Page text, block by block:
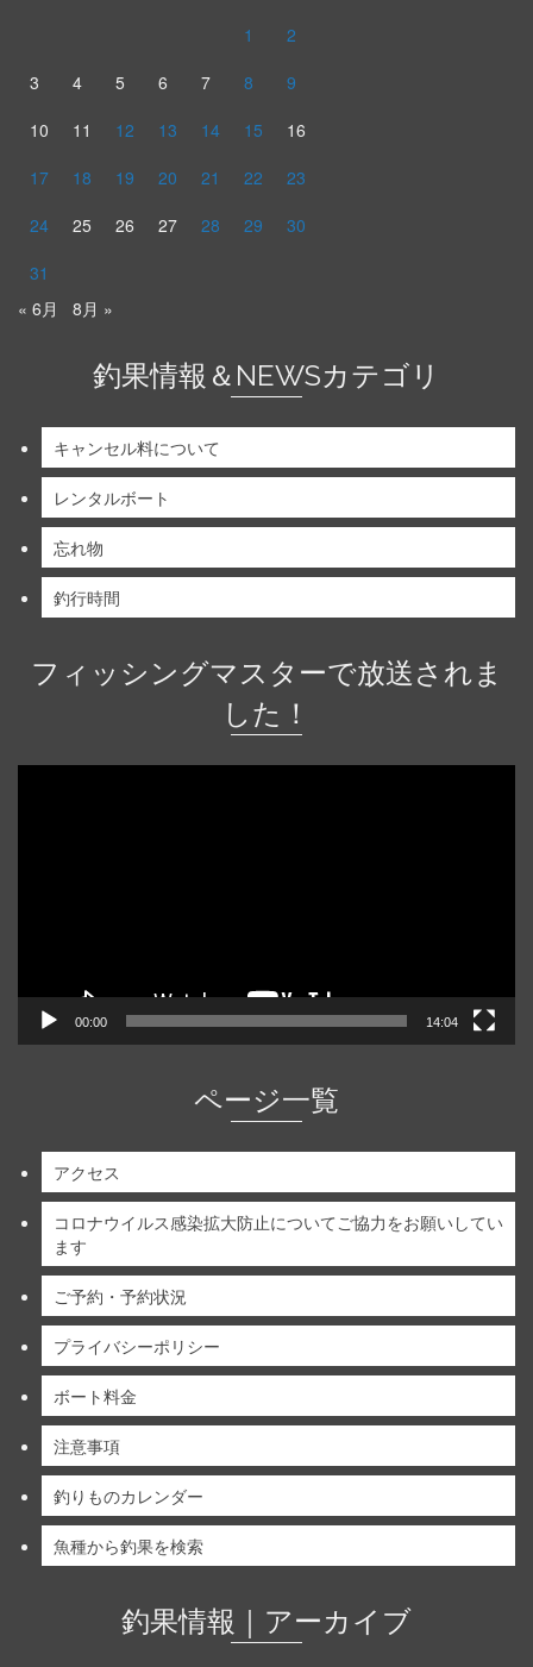
1
2
3
4 5 6 7 8
9
10
11 12 13 14 15
16
17
18 19 20 21 22
23
24
25 26 27 28 29
30
31
« 6月
8月 »
釣果情報＆NEWSカテゴリ
キャンセル料について
レンタルボート
忘れ物
釣行時間
フィッシングマスターで放送されま
した！
00:00 14:04
ページ一覧
アクセス
コロナウイルス感染拡大防止についてご協力をお願いしてい
ます
ご予約・予約状況
プライバシーポリシー
ボート料金
注意事項
釣りものカレンダー
魚種から釣果を検索
釣果情報｜アーカイブ